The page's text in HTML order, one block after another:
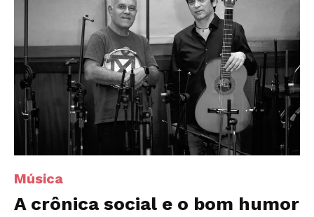
Música
A crônica social e o bom humor